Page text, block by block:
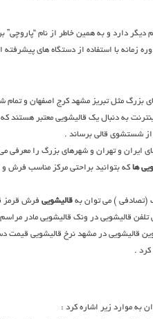
دیگر دارد و به همین خاطر از نام “پاروچی”
زمانه با استفاده از دستگاه های
بزرگ مثل تبریز مشهد کرج اصفهان و تمام
به دنبال یک قالیشویی معتبر هستند که
شستشوی قالی برساند .
ایران و تهران و شهرهای بزرگ را معرفی
ها که بتوانید براحتی مرکز مناسب فرش و
(تصادفی ) می توان به قالیشویی فرش قرمز
قالیشویی در ونک قالیشویی مادر
قالیشویی در مشهد نرخ قالیشویی قیمت
کرد .
به موارد زیر اشاره کرد :